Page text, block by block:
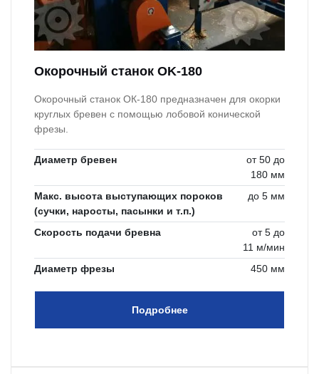
Окорочный станок OK-180
Окорочный станок ОК-180 предназначен для окорки
круглых бревен с помощью лобовой конической
фрезы.
Диаметр бревен
от 50 до
180 мм
Макс. высота выступающих пороков
(сучки, наросты, пасынки и т.п.)
до 5 мм
Скорость подачи бревна
от 5 до
11 м/мин
Диаметр фрезы
450 мм
Подробнее